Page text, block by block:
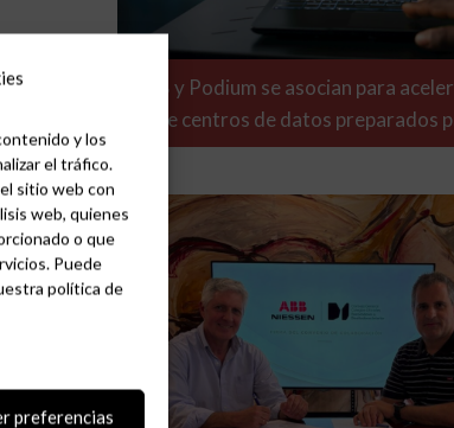
y los
el tráfico.
sitio web con
web, quienes
o que
Puede
política de
preferencias
ABB y Podium se asocian para
de centros de datos preparados